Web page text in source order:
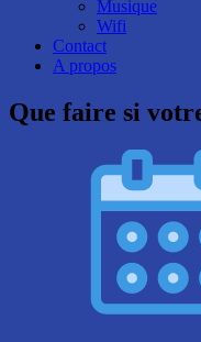
Musique
Wifi
Contact
A propos
Que faire si